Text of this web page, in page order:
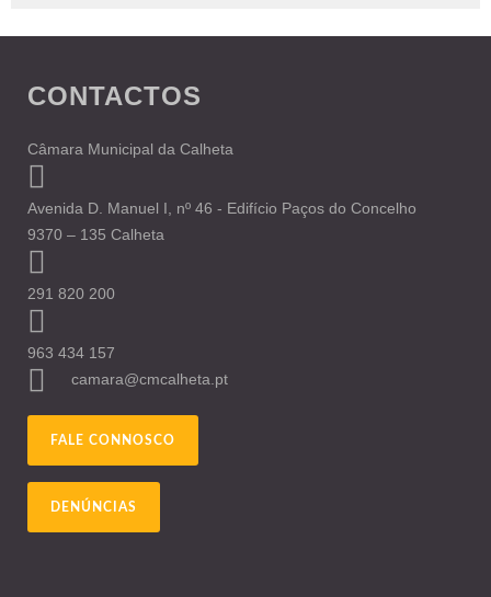
CONTACTOS
Câmara Municipal da Calheta
Avenida D. Manuel I, nº 46 - Edifício Paços do Concelho
9370 – 135 Calheta
291 820 200
963 434 157
camara@cmcalheta.pt
FALE CONNOSCO
DENÚNCIAS